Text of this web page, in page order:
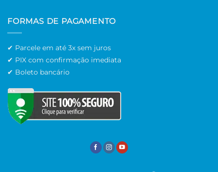
FORMAS DE PAGAMENTO
✔ Parcele em até 3x sem juros
✔ PIX com confirmação imediata
✔ Boleto bancário